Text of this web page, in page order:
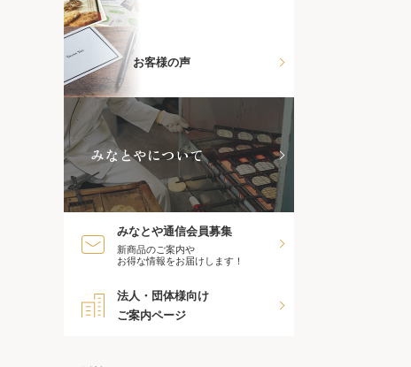
お客様の声
みなとやについて
みなとや通信会員募集
新商品のご案内や
お得な情報をお届けします！
法人・団体様向け
ご案内ページ